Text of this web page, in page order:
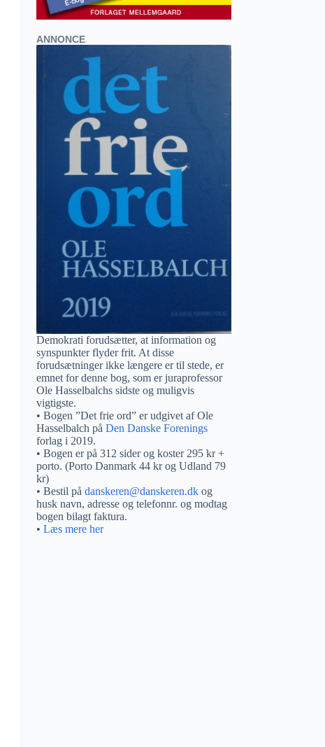
ANNONCE
Demokrati forudsætter, at information og
synspunkter flyder frit. At disse
forudsætninger ikke længere er til stede, er
emnet for denne bog, som er juraprofessor
Ole Hasselbalchs sidste og muligvis
vigtigste.
• Bogen ”Det frie ord” er udgivet af Ole
Hasselbalch påDen Danske Forenings
forlag i 2019.
• Bogen er på 312 sider og koster 295 kr +
porto. (Porto Danmark 44 kr og Udland 79
kr)
• Bestil pådanskeren@danskeren.dk og
husk navn, adresse og telefonnr. og modtag
bogen bilagt faktura.
•Læs mere her